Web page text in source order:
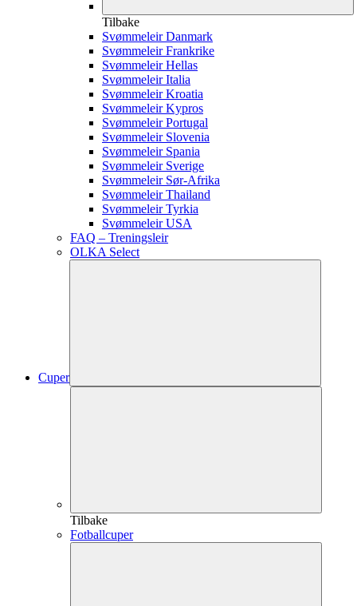
Tilbake
Svømmeleir Danmark
Svømmeleir Frankrike
Svømmeleir Hellas
Svømmeleir Italia
Svømmeleir Kroatia
Svømmeleir Kypros
Svømmeleir Portugal
Svømmeleir Slovenia
Svømmeleir Spania
Svømmeleir Sverige
Svømmeleir Sør-Afrika
Svømmeleir Thailand
Svømmeleir Tyrkia
Svømmeleir USA
FAQ – Treningsleir
OLKA Select
Cuper
Tilbake
Fotballcuper